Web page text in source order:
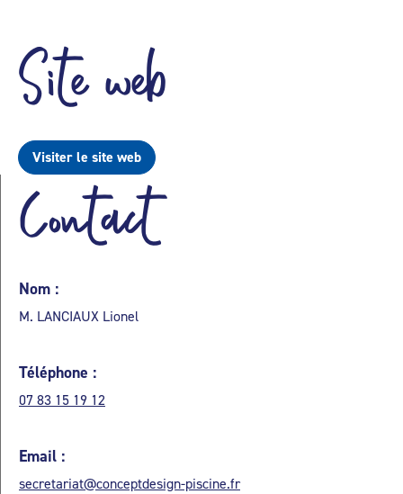
Site web
Visiter le site web
Contact
Nom :
M. LANCIAUX Lionel
Téléphone :
07 83 15 19 12
Email :
secretariat@conceptdesign-piscine.fr